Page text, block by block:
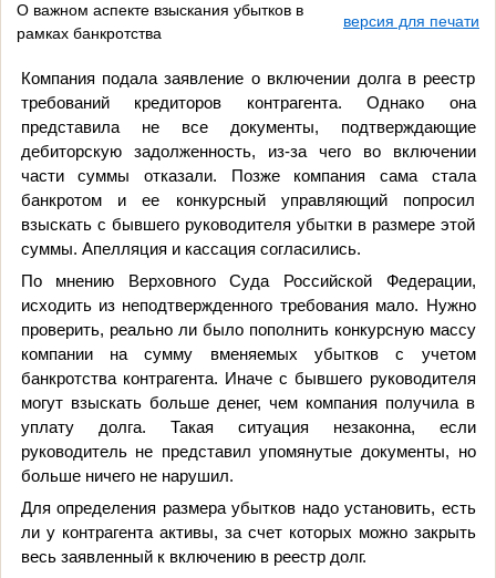
О важном аспекте взыскания убытков в
рамках банкротства
версия для печати
Компания подала заявление о включении долга в реестр
требований кредиторов контрагента. Однако она
представила не все документы, подтверждающие
дебиторскую задолженность, из-за чего во включении
части суммы отказали. Позже компания сама стала
банкротом и ее конкурсный управляющий попросил
взыскать с бывшего руководителя убытки в размере этой
суммы. Апелляция и кассация согласились.
По мнению Верховного Суда Российской Федерации,
исходить из неподтвержденного требования мало. Нужно
проверить, реально ли было пополнить конкурсную массу
компании на сумму вменяемых убытков с учетом
банкротства контрагента. Иначе с бывшего руководителя
могут взыскать больше денег, чем компания получила в
уплату долга. Такая ситуация незаконна, если
руководитель не представил упомянутые документы, но
больше ничего не нарушил.
Для определения размера убытков надо установить, есть
ли у контрагента активы, за счет которых можно закрыть
весь заявленный к включению в реестр долг.